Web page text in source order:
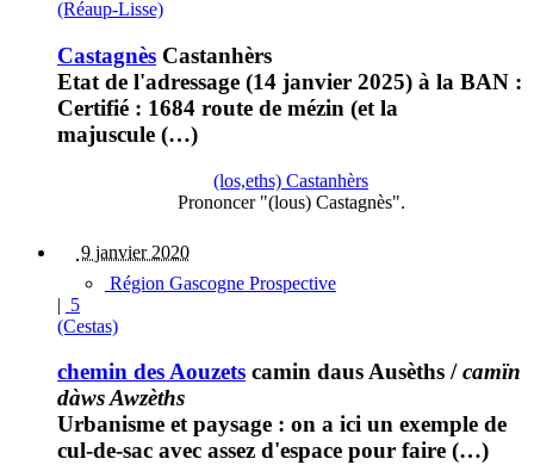
(Réaup-Lisse)
Castagnès Castanhèrs
Etat de l'adressage (14 janvier 2025) à la BAN :
Certifié : 1684 route de mézin (et la
majuscule (…)
(los,eths) Castanhèrs
Prononcer "(lous) Castagnès".
9 janvier 2020
Région Gascogne Prospective
| 5
(Cestas)
chemin des Aouzets camin daus Ausèths /camïn
dàws Awzèths
Urbanisme et paysage : on a ici un exemple de
cul-de-sac avec assez d'espace pour faire (…)